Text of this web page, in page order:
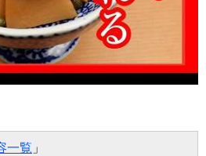
一覧 」